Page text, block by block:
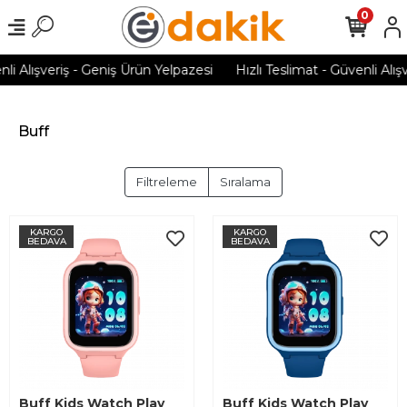
Alışveriş - Geniş Ürün Yelpazesi Hızlı Teslimat - Güvenli
0
Buff
Filtreleme Sıralama
KARGO
BEDAVA
Buff Kids Watch Play
KARGO
BEDAVA
Buff Kids Watch Play